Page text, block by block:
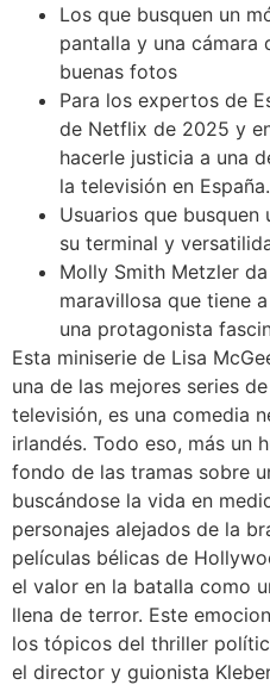
Los que busquen un
pantalla y una cámara
buenas fotos
Para los expertos de
de Netflix de 2025 y
hacerle justicia a una
la televisión en España.
Usuarios que
su terminal y
Molly Smith Metzler
maravillosa que tiene
una protagonista
Esta miniserie de Lisa
una de las mejores series
televisión, es una comedia
irlandés. Todo eso, más un
fondo de las tramas sobre
buscándose la vida en
personajes alejados de la
películas bélicas de
el valor en la batalla como
llena de terror. Este
los tópicos del thriller
el director y guionista